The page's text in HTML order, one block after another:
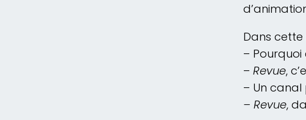
Dans cette
– Pourquoi
– Revue,
– Un
– Revue,